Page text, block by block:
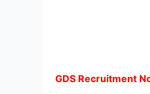
GDS Recruitment